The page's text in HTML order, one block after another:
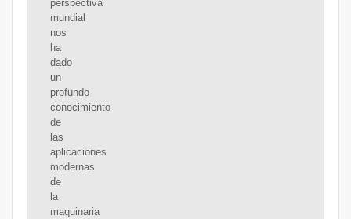
perspectiva
mundial
nos
ha
dado
un
profundo
conocimiento
de
las
aplicaciones
modernas
de
la
maquinaria